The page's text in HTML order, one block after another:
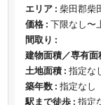
エリア : 柴田郡柴
価格 : 下限なし〜
間取り :
建物面積／専有面
土地面積 : 指定な
築年数 : 指定なし
駅まで徒歩 : 指定